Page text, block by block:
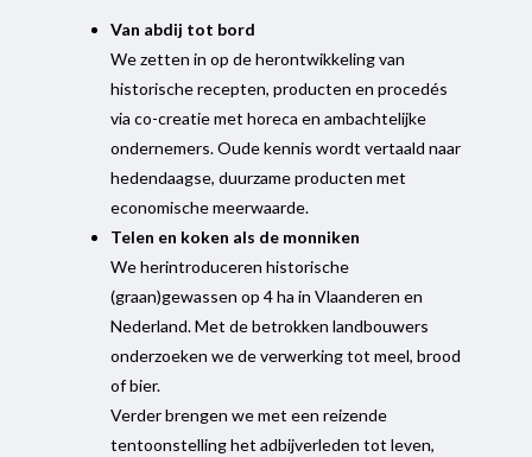
Van abdij tot bord
We zetten in op de herontwikkeling van
historische recepten, producten en procedés
via co-creatie met horeca en ambachtelijke
ondernemers. Oude kennis wordt vertaald naar
hedendaagse, duurzame producten met
economische meerwaarde.
Telen en koken als de monniken
We herintroduceren historische
(graan)gewassen op 4 ha in Vlaanderen en
Nederland. Met de betrokken landbouwers
onderzoeken we de verwerking tot meel, brood
of bier.
Verder brengen we met een reizende
tentoonstelling het adbijverleden tot leven,